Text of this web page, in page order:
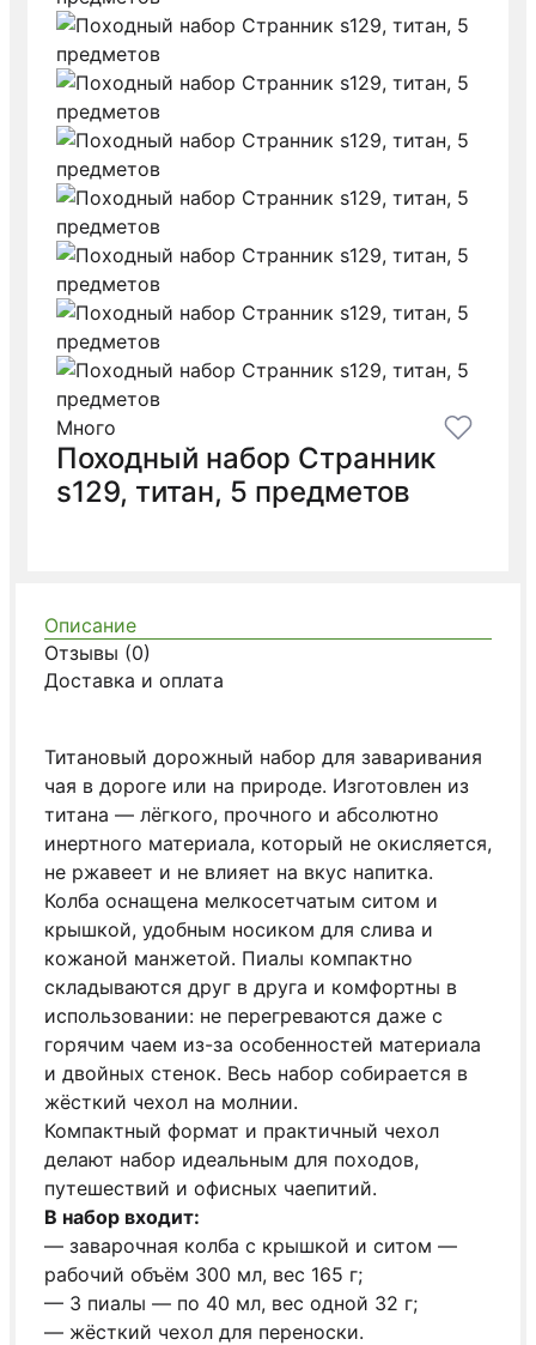
Много
Походный набор Странник
s129, титан, 5 предметов
Описание
Отзывы (0)
Доставка и оплата
Титановый дорожный набор для заваривания
чая в дороге или на природе. Изготовлен из
титана — лёгкого, прочного и абсолютно
инертного материала, который не окисляется,
не ржавеет и не влияет на вкус напитка.
Колба оснащена мелкосетчатым ситом и
крышкой, удобным носиком для слива и
кожаной манжетой. Пиалы компактно
складываются друг в друга и комфортны в
использовании: не перегреваются даже с
горячим чаем из-за особенностей материала
и двойных стенок. Весь набор собирается в
жёсткий чехол на молнии.
Компактный формат и практичный чехол
делают набор идеальным для походов,
путешествий и офисных чаепитий.
В набор входит:
— заварочная колба с крышкой и ситом —
рабочий объём 300 мл, вес 165 г;
— 3 пиалы — по 40 мл, вес одной 32 г;
— жёсткий чехол для переноски.